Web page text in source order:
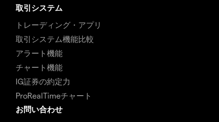
取引システム
トレーディング・アプリ
取引システム機能比較
アラート機能
チャート機能
IG証券の約定力
ProRealTimeチャート
お問い合わせ